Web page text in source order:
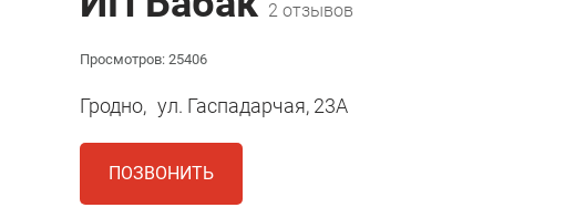
2 отзывов
Просмотров: 25406
Гродно, ул. Гаспадарчая, 23А
ПОЗВОНИТЬ